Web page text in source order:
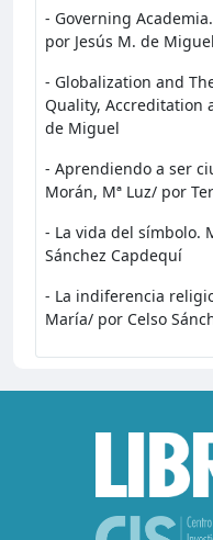
- Governing
por Jesús M. de Miguel
- Globalization and
Quality, Accreditation
de Miguel
- Aprendiendo a ser
Morán, Mª Luz/ por
- La vida del símbolo.
Sánchez Capdequí
- La indiferencia
María/ por Celso